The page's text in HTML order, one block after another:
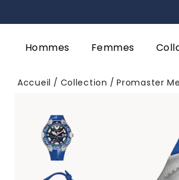
Hommes Femmes
Accueil Collection Promaster